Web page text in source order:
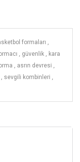
formaları ,
, güvenlik ,
kara
, asrın devresi ,
sevgili kombinleri ,